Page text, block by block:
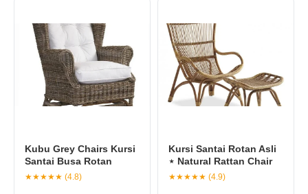
Kubu Grey Chairs Kursi
Santai Busa Rotan
★★★★★ (4.8)
Kursi Santai Rotan Asli
⋆ Natural Rattan Chair
★★★★★ (4.9)